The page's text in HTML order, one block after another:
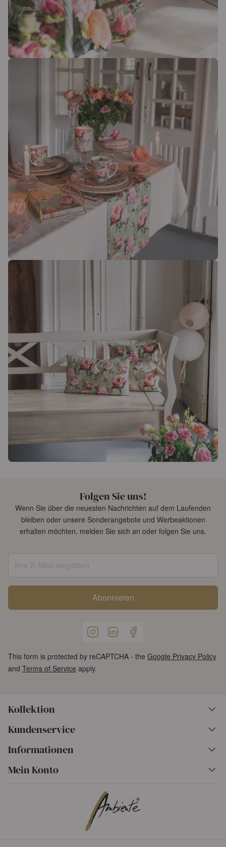
Folgen Sie uns!
Wenn Sie über die neuesten Nachrichten auf dem Laufenden
bleiben oder unsere Sonderangebote und Werbeaktionen
erhalten möchten, melden Sie sich an oder folgen Sie uns.
Abonnieren
This form is protected by reCAPTCHA - the Google Privacy Policy
and Terms of Service apply.
Kollektion
Kundenservice
Informationen
Mein Konto